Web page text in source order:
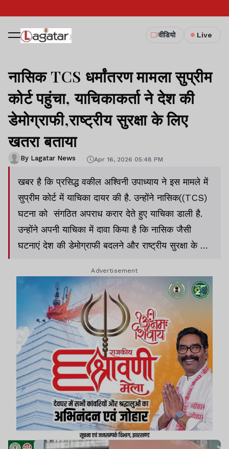
वीडियो Live
नासिक TCS धर्मांतरण मामला सुप्रीम
कोर्ट पहुंचा, याचिकाकर्ता ने देश की
डेमोग्राफी,राष्ट्रीय सुरक्षा के लिए
खतरा बताया
By Lagatar News Apr 16, 2026 05:48 PM
खबर है कि प्रसिद्ध वकील अश्विनी उपाध्याय ने इस मामले में
सुप्रीम कोर्ट में याचिका दायर की है. उन्होंने नासिक((TCS)
घटना को संगठित अपराध करार देते हुए याचिका डाली है.
उन्होंने अपनी याचिका में दावा किया है कि नासिक जैसी
घटनाएं देश की डेमोग्राफी बदलने और राष्ट्रीय सुरक्षा के लिए
Advertisement